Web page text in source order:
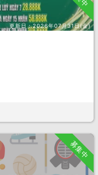
更新日：2026年07月31日(金)
募集中